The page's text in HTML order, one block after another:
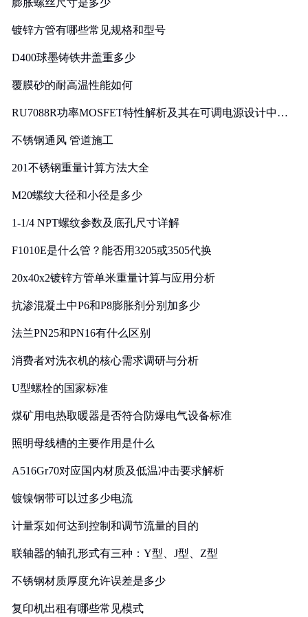
膨胀螺丝尺寸是多少
镀锌方管有哪些常见规格和型号
D400球墨铸铁井盖重多少
覆膜砂的耐高温性能如何
RU7088R功率MOSFET特性解析及其在可调电源设计中的
不锈钢通风 管道施工
201不锈钢重量计算方法大全
M20螺纹大径和小径是多少
1-1/4 NPT螺纹参数及底孔尺寸详解
F1010E是什么管？能否用3205或3505代换
20x40x2镀锌方管单米重量计算与应用分析
抗渗混凝土中P6和P8膨胀剂分别加多少
法兰PN25和PN16有什么区别
消费者对洗衣机的核心需求调研与分析
U型螺栓的国家标准
煤矿用电热取暖器是否符合防爆电气设备标准
照明母线槽的主要作用是什么
A516Gr70对应国内材质及低温冲击要求解析
镀镍钢带可以过多少电流
计量泵如何达到控制和调节流量的目的
联轴器的轴孔形式有三种：Y型、J型、Z型
不锈钢材质厚度允许误差是多少
复印机出租有哪些常见模式